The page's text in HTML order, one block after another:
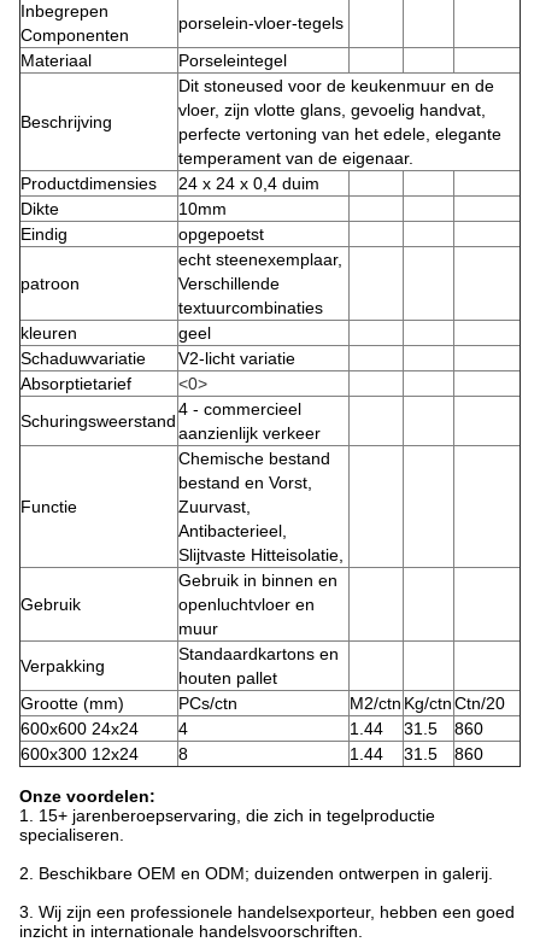
Inbegrepen
Componenten
porselein-vloer-tegels
Materiaal
Porseleintegel
Beschrijving
Dit stoneused voor de keukenmuur en de
vloer, zijn vlotte glans, gevoelig handvat,
perfecte vertoning van het edele, elegante
temperament van de eigenaar.
Productdimensies
24 x 24 x 0,4 duim
Dikte
10mm
Eindig
opgepoetst
patroon
echt steenexemplaar,
Verschillende
textuurcombinaties
kleuren
geel
Schaduwvariatie
V2-licht variatie
Absorptietarief
<0>
Schuringsweerstand
4 - commercieel
aanzienlijk verkeer
Functie
Chemische bestand
bestand en Vorst,
Zuurvast,
Antibacterieel,
Slijtvaste Hitteisolatie,
Gebruik
Gebruik in binnen en
openluchtvloer en
muur
Verpakking
Standaardkartons en
houten pallet
Grootte (mm)
PCs/ctn M2/ctn Kg/ctnCtn/20
600x600 24x24
4 1.44 31.5
860
600x300 12x24
8 1.44 31.5 860
Onze voordelen:
1. 15+ jarenberoepservaring, die zich in tegelproductie
specialiseren.
2. Beschikbare OEM en ODM; duizenden ontwerpen in galerij.
3. Wij zijn een professionele handelsexporteur, hebben een goed
inzicht in internationale handelsvoorschriften.